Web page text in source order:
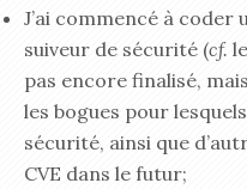
J’ai commencé à coder
suiveur de sécurité (cf.
pas encore finalisé,
les bogues pour
sécurité, ainsi que
CVE dans le futur;